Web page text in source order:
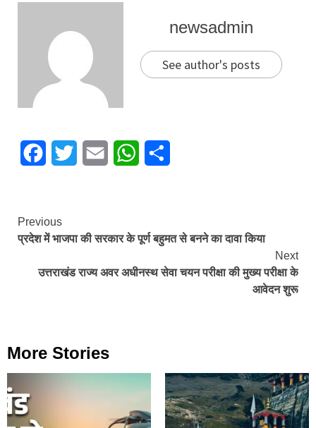
newsadmin
See author's posts
FacebookTwitter Email WhatsApp
Continue
Reading
Previous
प्रदेश में भाजपा की सरकार के पूर्ण बहुमत से बनने का दावा किया
Next
उत्तराखंड राज्य अवर अधीनस्थ सेवा चयन परीक्षा की मुख्य परीक्षा के
आवेदन शुरू
More Stories